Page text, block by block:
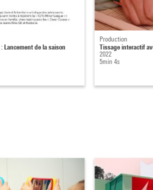
Lancement de la saison
Production
Tissage interactif
2022
5min 4s